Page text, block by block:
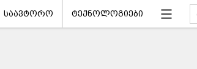
საავტორო ტექნოლოგიები